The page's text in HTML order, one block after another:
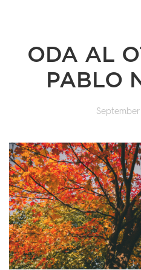
ODA AL
PABLO